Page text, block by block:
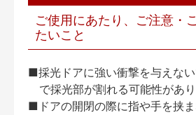
ご使用にあたり、ご注意・
たいこと
■採光ドアに強い衝撃を与えな
で採光部が割れる可能性があり
■ドアの開閉の際に指や手を挟ま